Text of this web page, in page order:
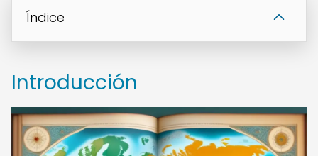
Índice
Introducción